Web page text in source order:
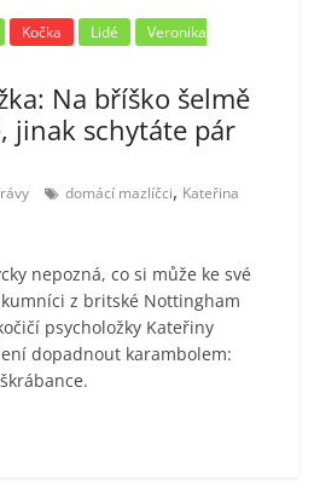
Kočka Lidé
Veronika
Na bříško šelmě
jinak schytáte pár
domácí mazlíčci, Kateřina
nepozná, co si může ke své
z britské Nottingham
psycholožky Kateřiny
dopadnout karambolem: